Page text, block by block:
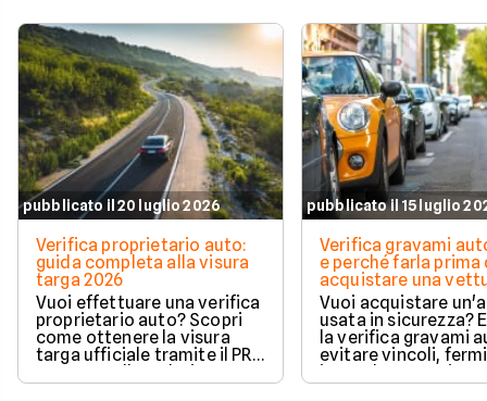
pubblicato il 20 luglio 2026
Verifica proprietario auto:
guida completa alla visura
targa 2026
Vuoi effettuare una verifica
proprietario auto? Scopri
come ottenere la visura
targa ufficiale tramite il PRA
per controllare dati e
vincoli in totale sicurezza.
pubblicato il 15 luglio
Verifica gravami
e perché farla prima
acquistare una
Vuoi acquistare
usata in sicurezza?
la verifica gravami
evitare vincoli,
ipoteche. Scopri
tutelare il tuo